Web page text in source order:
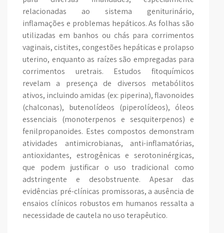
relacionadas ao sistema geniturinário,
inflamações e problemas hepáticos. As folhas são
utilizadas em banhos ou chás para corrimentos
vaginais, cistites, congestões hepáticas e prolapso
uterino, enquanto as raízes são empregadas para
corrimentos uretrais. Estudos fitoquímicos
revelam a presença de diversos metabólitos
ativos, incluindo amidas (ex: piperina), flavonoides
(chalconas), butenolídeos (piperolídeos), óleos
essenciais (monoterpenos e sesquiterpenos) e
fenilpropanoides. Estes compostos demonstram
atividades antimicrobianas, anti-inflamatórias,
antioxidantes, estrogênicas e serotoninérgicas,
que podem justificar o uso tradicional como
adstringente e desobstruente. Apesar das
evidências pré-clínicas promissoras, a ausência de
ensaios clínicos robustos em humanos ressalta a
necessidade de cautela no uso terapêutico.